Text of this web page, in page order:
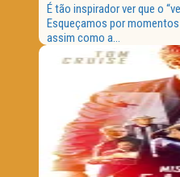
É tão inspirador ver que o
Esqueçamos por
assim como a...